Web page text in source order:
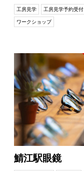
工房見学 工房見学予約受付
ワークショップ
鯖江駅眼鏡